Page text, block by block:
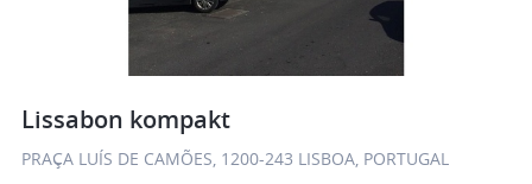
Lissabon kompakt
PRAÇA LUÍS DE CAMÕES, 1200-243 LISBOA, PORTUGAL